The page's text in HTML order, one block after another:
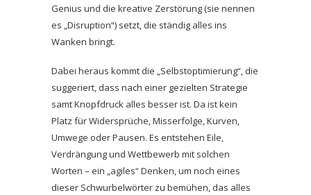
Genius und die kreative Zerstörung (sie nennen
es „Disruption“) setzt, die ständig alles ins
Wanken bringt.
Dabei heraus kommt die „Selbstoptimierung“, die
suggeriert, dass nach einer gezielten Strategie
samt Knopfdruck alles besser ist. Da ist kein
Platz für Widersprüche, Misserfolge, Kurven,
Umwege oder Pausen. Es entstehen Eile,
Verdrängung und Wettbewerb mit solchen
Worten – ein „agiles“ Denken, um noch eines
dieser Schwurbelwörter zu bemühen, das alles